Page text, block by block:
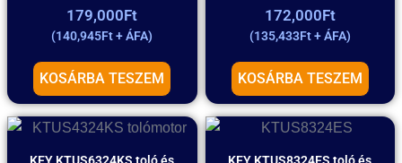
179,000Ft
(140,945Ft+ ÁFA)
KOSÁRBA TESZEM
172,000Ft
(135,433Ft+ ÁFA)
KOSÁRBA TESZEM
KEY KTUS6324KS toló és
KEY KTUS8324ES toló és